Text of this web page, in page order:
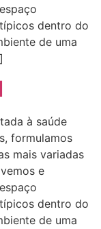
dentro do
de uma
à saúde
formulamos
mais variadas
e
dentro do
de uma